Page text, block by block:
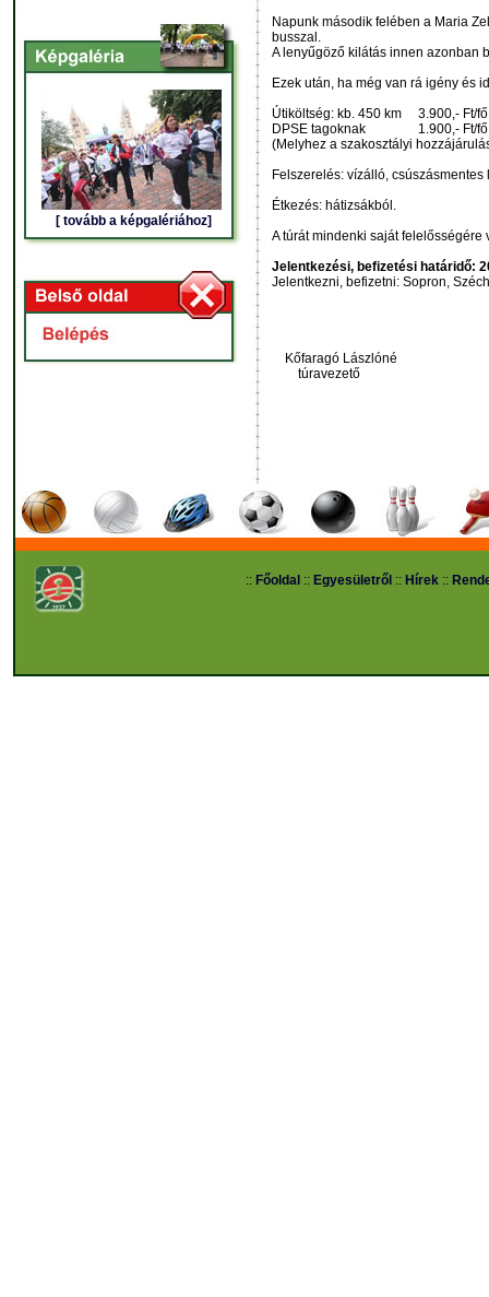
[ tovább a képgalériához]
Napunk második felében a Maria
busszal.
A lenyűgöző kilátás innen azonban
Ezek után, ha még van rá igény és
Útiköltség: kb. 450 km 3.900,- Ft/fő
DPSE tagoknak 1.900,- Ft/fő
(Melyhez a szakosztályi
Felszerelés: vízálló,
Étkezés: hátizsákból.
A túrát mindenki saját felelősségére
Jelentkezési, befizetési határidő:
Jelentkezni, befizetni: Sopron,
Kőfaragó Lászlóné
túravezető
:: Főoldal :: Egyesületről :: Hírek ::